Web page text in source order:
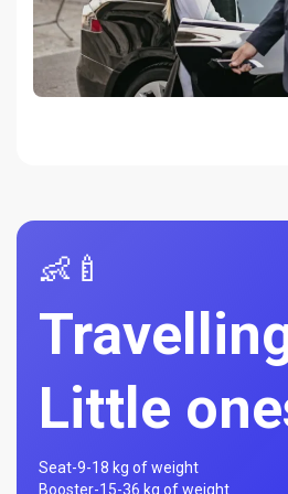
👶🍼
Little
Seat-9-18 kg of weight
Booster-15-36 kg of weight